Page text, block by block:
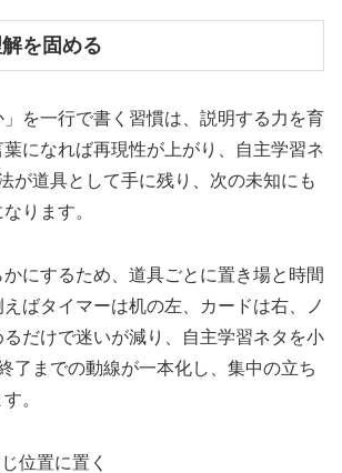
を固める
」を一行で書く習慣は、説明する力を育
になれば再現性が上がり、自主学習ネ
が道具として手に残り、次の未知にも
ります。
にするため、道具ごとに置き場と時間
ばタイマーは机の左、カードは右、ノ
だけで迷いが減り、自主学習ネタを小
了までの動線が一本化し、集中の立ち
。
位置に置く